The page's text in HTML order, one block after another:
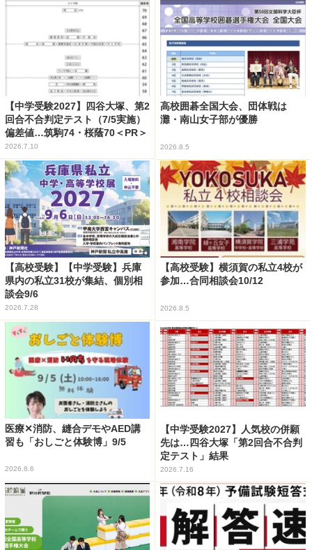
【中学受験2027】四谷大塚、第2
回合不合判定テスト（7/5実施）
偏差値…筑駒74・桜蔭70＜PR＞
2026.7.10
高校囲碁全国大会、団体戦は
灘・南山女子部が優勝
2026.8.5
【高校受験】【中学受験】兵庫
県内の私立31校が集結、個別相
談会9/6
2026.7.28
【高校受験】横須賀の私立4校が
参加…合同相談会10/12
2026.8.5
医療✕消防、縫合デモやAED講
習も「おしごと体験博」9/5
2026.8.6
【中学受験2027】人気校の併願
先は…四谷大塚「第2回合不合判
定テスト」結果
2026.7.16